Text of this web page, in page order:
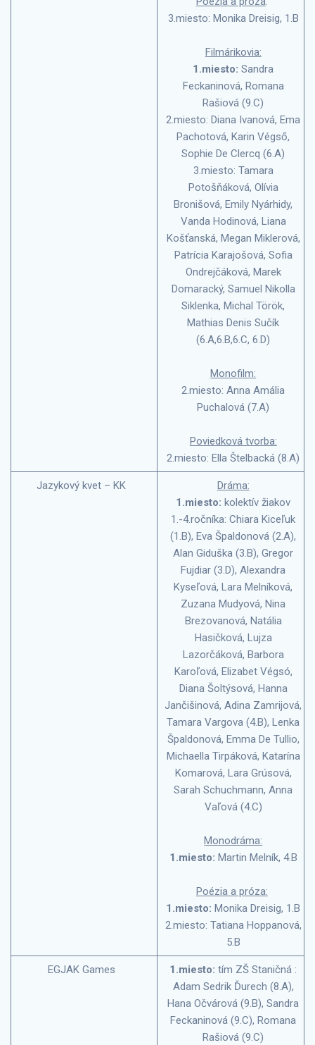
3.miesto: Monika Dreisig, 1.B
Filmárikovia:
1.miesto: Sandra
Feckaninová, Romana
Rašiová (9.C)
2.miesto: Diana Ivanová, Ema
Pachotová, Karin Végső,
Sophie De Clercq (6.A)
3.miesto: Tamara
Potošňáková, Olívia
Bronišová, Emily Nyárhidy,
Vanda Hodinová, Liana
Košťanská, Megan Miklerová,
Patrícia Karajošová, Sofia
Ondrejčáková, Marek
Domaracký, Samuel Nikolla
Siklenka, Michal Török,
Mathias Denis Sučík
(6.A,6.B,6.C, 6.D)
Monofilm:
2.miesto: Anna Amália
Puchalová (7.A)
Poviedková tvorba:
2.miesto: Ella Štelbacká (8.A)
Jazykový kvet – KK
Dráma:
1.miesto: kolektív žiakov
1.-4.ročníka: Chiara Kiceľuk
(1.B), Eva Špaldonová (2.A),
Alan Giduška (3.B), Gregor
Fujdiar (3.D), Alexandra
Kyseľová, Lara Melníková,
Zuzana Mudyová, Nina
Brezovanová, Natália
Hasičková, Lujza
Lazorčáková, Barbora
Karoľová, Elizabet Végsó,
Diana Šoltýsová, Hanna
Jančišinová, Adina Zamrijová,
Tamara Vargova (4.B), Lenka
Špaldonová, Emma De Tullio,
Michaella Tirpáková, Katarína
Komarová, Lara Grúsová,
Sarah Schuchmann, Anna
Vaľová (4.C)
Monodráma:
1.miesto: Martin Melník, 4.B
Poézia a próza:
1.miesto: Monika Dreisig, 1.B
2.miesto: Tatiana Hoppanová,
5.B
EGJAK Games 1.miesto: tím ZŠ Staničná :
Adam Sedrik Ďurech (8.A),
Hana Očvárová (9.B), Sandra
Feckaninová (9.C), Romana
Rašiová (9.C)